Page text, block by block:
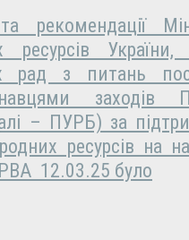
рекомендації
України,
рад з питань
заходів
– ПУРБ) за
ресурсів на
12.03.25 було